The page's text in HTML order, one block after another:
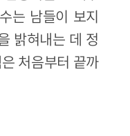
는 남들이 보지
밝혀내는 데 정
처음부터 끝까